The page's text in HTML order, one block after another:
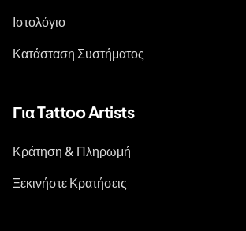
Ιστολόγιο
Κατάσταση Συστήματος
Για Tattoo Artists
Κράτηση & Πληρωμή
Ξεκινήστε Κρατήσεις